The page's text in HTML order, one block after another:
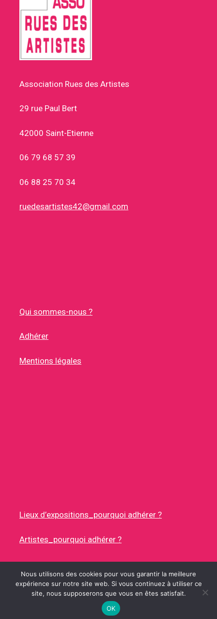
Association Rues des Artistes
29 rue Paul Bert
42000 Saint-Etienne
06 79 68 57 39
06 88 25 70 34
ruedesartistes42@gmail.com
Qui sommes-nous ?
Adhérer
Mentions légales
Lieux d’expositions_pourquoi adhérer ?
Artistes_pourquoi adhérer ?
© 2026 RUES DES ARTISTES• CONSTRUIT AVEC
GENERATEPRESS
Nous utilisons des cookies pour vous garantir la meilleure
expérience sur notre site web. Si vous continuez à utiliser ce
site, nous supposerons que vous en êtes satisfait.
OK